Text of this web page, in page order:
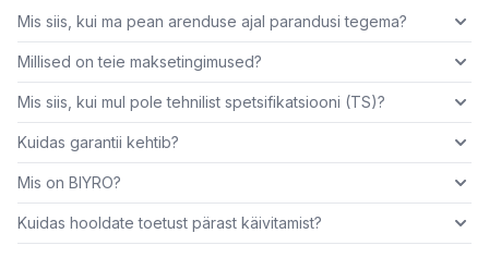
Mis siis, kui ma pean arenduse ajal parandusi tegema?
Millised on teie maksetingimused?
Mis siis, kui mul pole tehnilist spetsifikatsiooni (TS)?
Kuidas garantii kehtib?
Mis on BIYRO?
Kuidas hooldate toetust pärast käivitamist?